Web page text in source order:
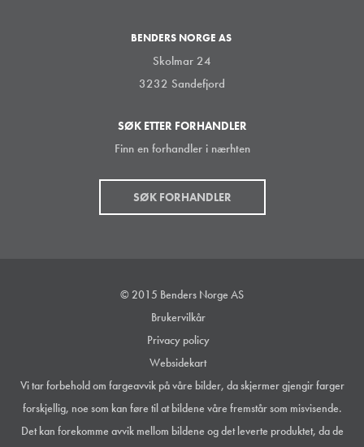
BENDERS NORGE AS
Skolmar 24
3232 Sandefjord
SØK ETTER FORHANDLER
Finn en forhandler i nærhten
SØK FORHANDLER
© 2015 Benders Norge AS
Brukervilkår
Privacy policy
Websidekart
Vi tar forbehold om fargeavvik på våre bilder, da skjermer gjengir farger
forskjellig, noe som kan føre til at bildene våre fremstår som misvisende.
Det kan forekomme avvik mellom bildene og det leverte produktet, da de